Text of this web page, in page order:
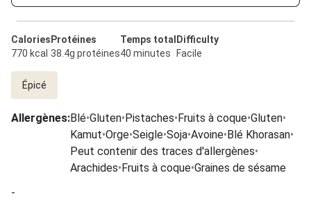
Calories
770 kcal
Protéines
38.4g protéines
Temps total
40 minutes
Difficulty
Facile
Épicé
Allergènes:Blé•Gluten•Pistaches•Fruits à coque•Gluten•
Kamut•Orge•Seigle•Soja•Avoine•Blé Khorasan•
Peut contenir des traces d'allergènes•
Arachides•Fruits à coque•Graines de sésame
-